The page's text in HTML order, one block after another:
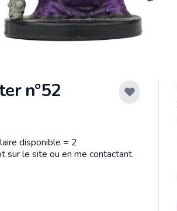
n°52
disponible = 2
sur le site ou en me contactant.